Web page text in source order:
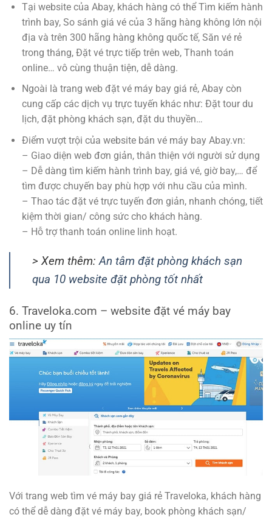
Tại website của Abay, khách hàng có thể Tìm kiếm hành
trình bay, So sánh giá vé của 3 hãng hàng không lớn nội
địa và trên 300 hãng hàng không quốc tế, Săn vé rẻ
trong tháng, Đặt vé trực tiếp trên web, Thanh toán
online… vô cùng thuận tiện, dễ dàng.
Ngoài là trang web đặt vé máy bay giá rẻ, Abay còn
cung cấp các dịch vụ trực tuyến khác như: Đặt tour du
lịch, đặt phòng khách sạn, đặt du thuyền…
Điểm vượt trội của website bán vé máy bay Abay.vn:
– Giao diện web đơn giản, thân thiện với người sử dụng
– Dễ dàng tìm kiếm hành trình bay, giá vé, giờ bay,… để
tìm được chuyến bay phù hợp với nhu cầu của mình.
– Thao tác đặt vé trực tuyến đơn giản, nhanh chóng, tiết
kiệm thời gian/ công sức cho khách hàng.
– Hỗ trợ thanh toán online linh hoạt.
> Xem thêm:An tâm đặt phòng khách sạn
qua 10 website đặt phòng tốt nhất
6. Traveloka.com – website đặt vé máy bay
online uy tín
Với trang web tìm vé máy bay giá rẻ Traveloka, khách hàng
có thể dễ dàng đặt vé máy bay, book phòng khách sạn/